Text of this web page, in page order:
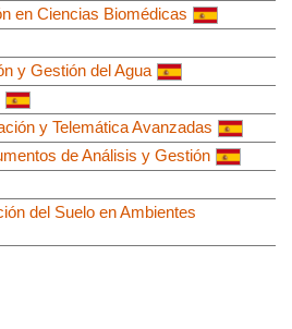
en Ciencias Biomédicas
y Gestión del Agua
y Telemática Avanzadas
de Análisis y Gestión
del Suelo en Ambientes